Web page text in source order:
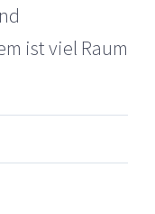
ist viel Raum